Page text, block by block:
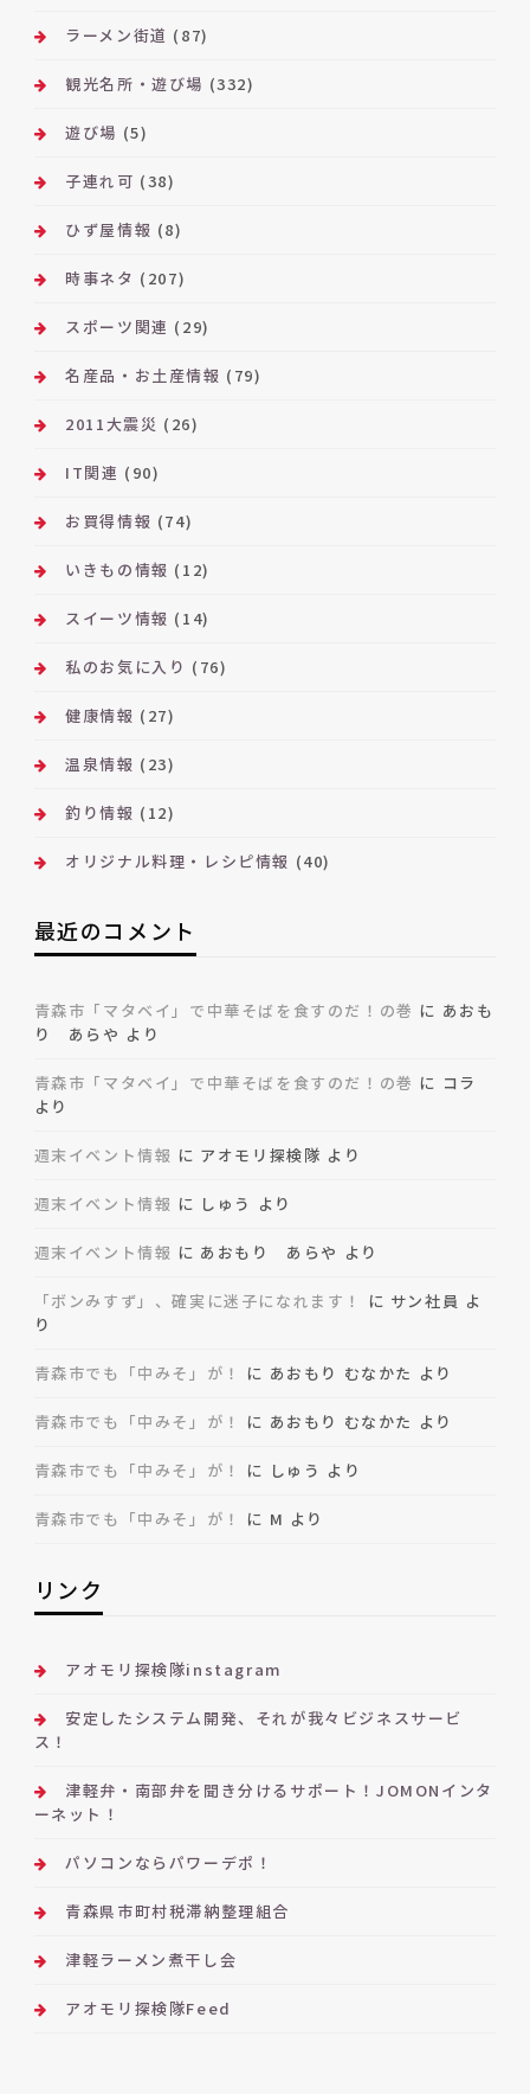
ラーメン街道 (87)
観光名所・遊び場 (332)
遊び場 (5)
子連れ可 (38)
ひず屋情報 (8)
時事ネタ (207)
スポーツ関連 (29)
名産品・お土産情報 (79)
2011大震災 (26)
IT関連 (90)
お買得情報 (74)
いきもの情報 (12)
スイーツ情報 (14)
私のお気に入り (76)
健康情報 (27)
温泉情報 (23)
釣り情報 (12)
オリジナル料理・レシピ情報 (40)
最近のコメント
青森市「マタベイ」で中華そばを食すのだ！の巻 に あおも
り あらや より
青森市「マタベイ」で中華そばを食すのだ！の巻 に コラ
より
週末イベント情報 に アオモリ探検隊 より
週末イベント情報 に しゅう より
週末イベント情報 に あおもり あらや より
「ボンみすず」、確実に迷子になれます！ に サン社員 よ
り
青森市でも「中みそ」が！ に あおもり むなかた より
青森市でも「中みそ」が！ に あおもり むなかた より
青森市でも「中みそ」が！ に しゅう より
青森市でも「中みそ」が！ に M より
リンク
アオモリ探検隊instagram
安定したシステム開発、それが我々ビジネスサービ
ス！
津軽弁・南部弁を聞き分けるサポート！JOMONインタ
ーネット！
パソコンならパワーデポ！
青森県市町村税滞納整理組合
津軽ラーメン煮干し会
アオモリ探検隊Feed